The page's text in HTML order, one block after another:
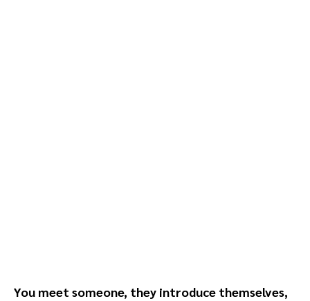
You meet someone, they introduce themselves,